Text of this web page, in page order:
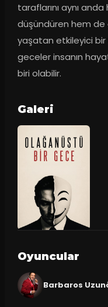
taraflarını aynı
düşündüren hem
yaşatan etkileyici bir
geceler insanın
biri olabilir.
Galeri
Oyuncular
Barbaros